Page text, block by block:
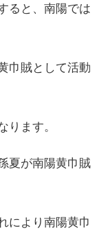
ると、南陽では
巾賊として活動
ります。
夏が南陽黄巾賊
により南陽黄巾